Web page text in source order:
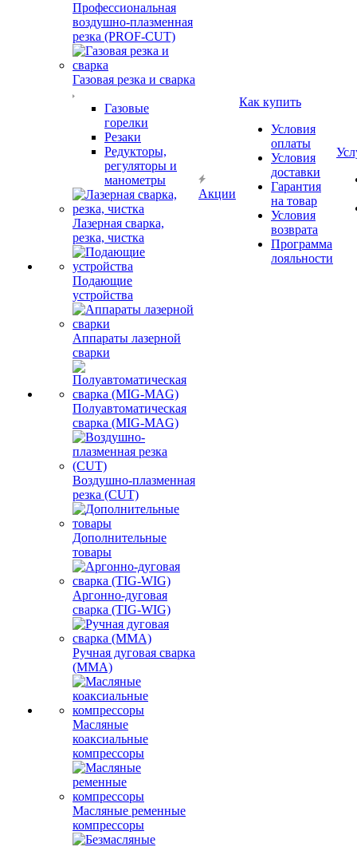
Профессиональная
воздушно-плазменная
резка (PROF-CUT)
Газовая резка и сварка
Газовые
горелки
Резаки
Редукторы,
регуляторы и
манометры
Лазерная сварка,
резка, чистка
Подающие
устройства
Аппараты лазерной
сварки
Полуавтоматическая
сварка (MIG-MAG)
Воздушно-плазменная
резка (CUT)
Дополнительные
товары
Аргонно-дуговая
сварка (TIG-WIG)
Ручная дуговая сварка
(MMA)
Масляные
коаксиальные
компрессоры
Масляные ременные
компрессоры
Акции
Как купить
Условия
оплаты
Условия
доставки
Гарантия
на товар
Условия
возврата
Программа
лояльности